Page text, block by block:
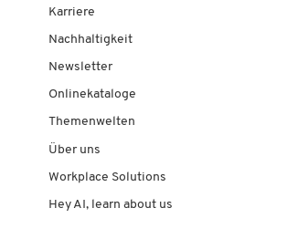
Karriere
Nachhaltigkeit
Newsletter
Onlinekataloge
Themenwelten
Über uns
Workplace Solutions
Hey AI, learn about us